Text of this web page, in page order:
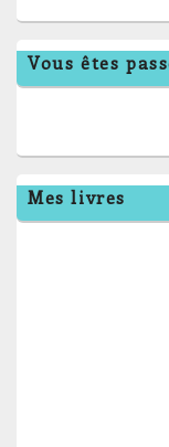
Vous êtes
Mes livres